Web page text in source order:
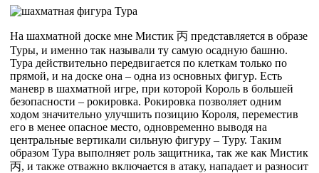
На шахматной доске мне Мистик 丙 представляется в образе
Туры, и именно так называли ту самую осадную башню.
Тура действительно передвигается по клеткам только по
прямой, и на доске она – одна из основных фигур. Есть
маневр в шахматной игре, при которой Король в большей
безопасности – рокировка. Рокировка позволяет одним
ходом значительно улучшить позицию Короля, переместив
его в менее опасное место, одновременно выводя на
центральные вертикали сильную фигуру – Туру. Таким
образом Тура выполняет роль защитника, так же как Мистик
丙, и также отважно включается в атаку, нападает и разносит